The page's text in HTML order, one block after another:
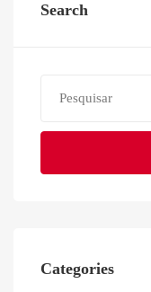
Search
Categories